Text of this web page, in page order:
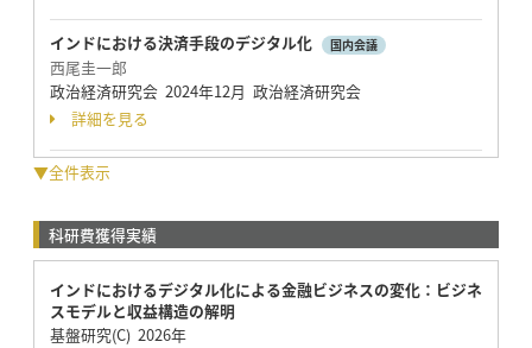
インドにおける決済手段のデジタル化 国内会議
西尾圭一郎
政治経済研究会 2024年12月 政治経済研究会
詳細を見る
▼全件表示
科研費獲得実績
インドにおけるデジタル化による金融ビジネスの変化：ビジネ
スモデルと収益構造の解明
基盤研究(C) 2026年